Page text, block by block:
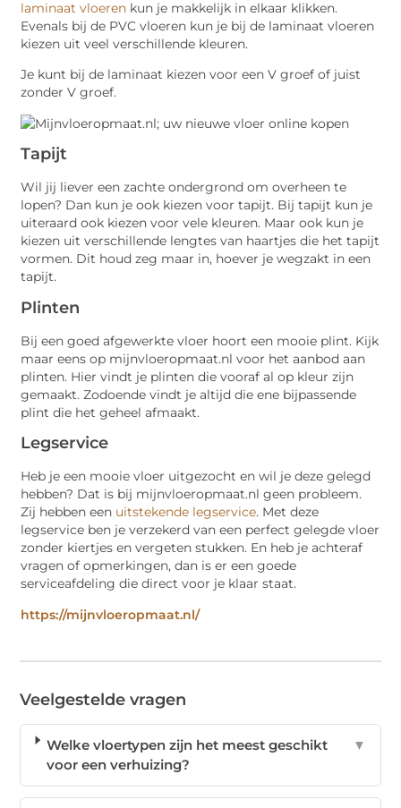
laminaat vloeren kun je makkelijk in elkaar klikken.
Evenals bij de PVC vloeren kun je bij de laminaat vloeren
kiezen uit veel verschillende kleuren.
Je kunt bij de laminaat kiezen voor een V groef of juist
zonder V groef.
Tapijt
Wil jij liever een zachte ondergrond om overheen te
lopen? Dan kun je ook kiezen voor tapijt. Bij tapijt kun je
uiteraard ook kiezen voor vele kleuren. Maar ook kun je
kiezen uit verschillende lengtes van haartjes die het tapijt
vormen. Dit houd zeg maar in, hoever je wegzakt in een
tapijt.
Plinten
Bij een goed afgewerkte vloer hoort een mooie plint. Kijk
maar eens op mijnvloeropmaat.nl voor het aanbod aan
plinten. Hier vindt je plinten die vooraf al op kleur zijn
gemaakt. Zodoende vindt je altijd die ene bijpassende
plint die het geheel afmaakt.
Legservice
Heb je een mooie vloer uitgezocht en wil je deze gelegd
hebben? Dat is bij mijnvloeropmaat.nl geen probleem.
Zij hebben een uitstekende legservice. Met deze
legservice ben je verzekerd van een perfect gelegde vloer
zonder kiertjes en vergeten stukken. En heb je achteraf
vragen of opmerkingen, dan is er een goede
serviceafdeling die direct voor je klaar staat.
https://mijnvloeropmaat.nl/
Veelgestelde vragen
Welke vloertypen zijn het meest geschikt
voor een verhuizing?
▼